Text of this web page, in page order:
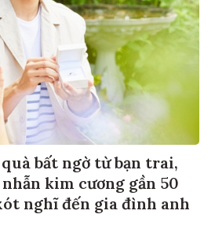
bất ngờ từ bạn trai,
kim cương gần 50
nghĩ đến gia đình anh